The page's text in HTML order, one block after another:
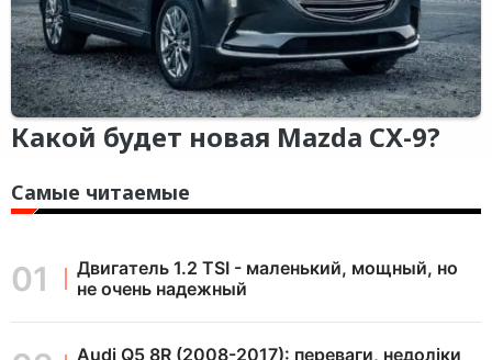
Какой будет новая Mazda CX-9?
Самые читаемые
Двигатель 1.2 TSI - маленький, мощный, но
не очень надежный
Audi Q5 8R (2008-2017): переваги, недоліки